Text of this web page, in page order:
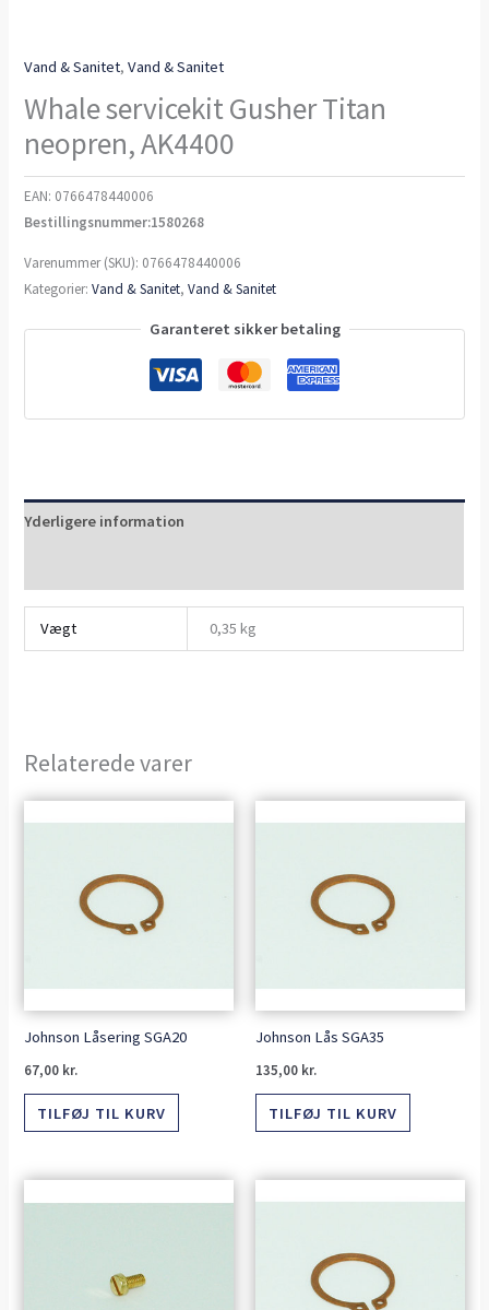
Vand & Sanitet,Vand & Sanitet
Whale servicekit Gusher Titan
neopren, AK4400
EAN: 0766478440006
Bestillingsnummer:1580268
Varenummer (SKU): 0766478440006
Kategorier:Vand & Sanitet,Vand & Sanitet
Garanteret sikker betaling
Yderligere information
Vægt 0,35 kg
Relaterede varer
Johnson Låsering SGA20
67,00 kr.
TILFØJ TIL KURV
Johnson Lås SGA35
135,00 kr.
TILFØJ TIL KURV